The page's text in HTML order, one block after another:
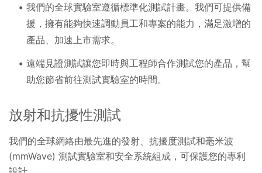
我們的全球實驗室遵循標準化測試計畫。我們可提供備
援，擁有能夠快速調動員工和專案的能力，滿足激增的
產品、加速上市需求。
遠端見證測試讓您即時與工程師合作測試您的產品，幫
助您節省前往測試實驗室的時間。
放射和抗擾性測試
我們的全球網絡由最先進的發射、抗擾度測試和毫米波
(mmWave) 測試實驗室和安全系統組成，可保護您的專利